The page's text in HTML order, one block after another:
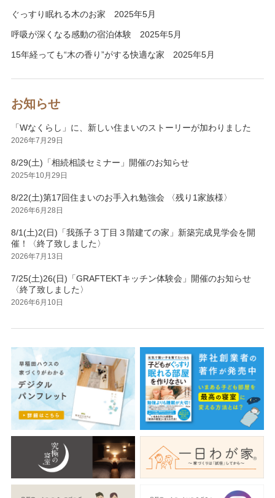
ぐっすり眠れる木のお家 2025年5月
呼吸が深くなる感動の宿泊体験 2025年5月
15年経っても“木の香り”がする快適な家 2025年5月
お知らせ
「Wなくらし」に、新しい住まいのストーリーが加わりました
2026年7月29日
8/29(土)「相続相談セミナー」開催のお知らせ
2025年10月29日
8/22(土)第17回住まいのお手入れ勉強会 〈残り1家族様〉
2026年6月28日
8/1(土)2(日)「我孫子３丁目３階建ての家」新築完成見学会を開
催！〈終了致しました〉
2026年7月13日
7/25(土)26(日)「GRAFTEKTキッチン体験会」開催のお知らせ
〈終了致しました〉
2026年6月10日